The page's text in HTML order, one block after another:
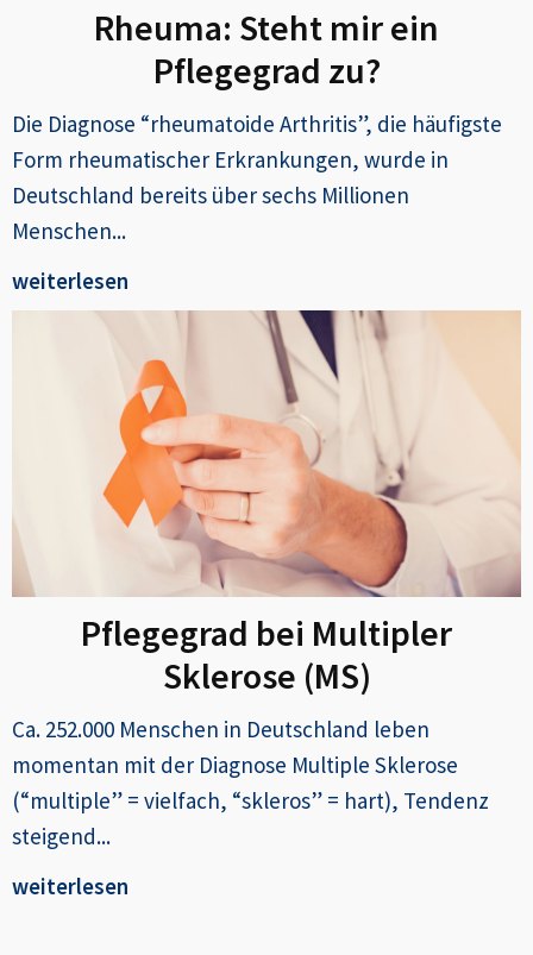
Rheuma: Steht mir ein
Pflegegrad zu?
Die Diagnose “rheumatoide Arthritis”, die häufigste
Form rheumatischer Erkrankungen, wurde in
Deutschland bereits über sechs Millionen
Menschen...
weiterlesen
Pflegegrad bei Multipler
Sklerose (MS)
Ca. 252.000 Menschen in Deutschland leben
momentan mit der Diagnose Multiple Sklerose
(“multiple” = vielfach, “skleros” = hart), Tendenz
steigend...
weiterlesen